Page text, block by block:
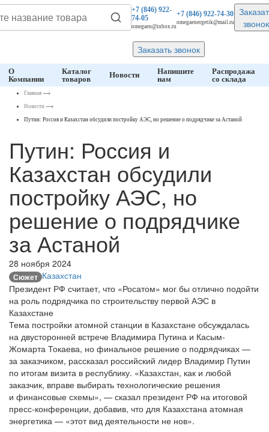
+7 (846)922-
74-05
omegaen@inbox.ru
+7 (846)922-74-30
omegaenergetik@mail.ru
звонок
Заказать звонок
О
Компании
Каталог
товаров
Новости
Напишите
нам
Распродажа
со склада
Главная ⟶
Новости ⟶
Путин: Россия и Казахстан обсудили постройку АЭС, но решение о подрядчике за Астаной
Путин: Россия и
Казахстан обсудили
постройку АЭС, но
решение о подрядчике
за Астаной
28 ноября 2024
Сюжет Казахстан
Президент РФ считает, что «Росатом» мог бы отлично подойти
на роль подрядчика по строительству первой АЭС в
Казахстане
Тема постройки атомной станции в Казахстане обсуждалась
на двусторонней встрече Владимира Путина и Касым-
Жомарта Токаева, но финальное решение о подрядчиках —
за заказчиком, рассказал российский лидер Владимир Путин
по итогам визита в республику. «Казахстан, как и любой
заказчик, вправе выбирать технологические решения
и финансовые схемы», — сказал президент РФ на итоговой
пресс-конференции, добавив, что для Казахстана атомная
энергетика — «этот вид деятельности не нов».